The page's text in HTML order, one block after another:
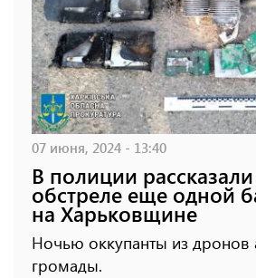
07 июня, 2024 - 13:40
В полиции
обстреле еще одной
на Харьковщине
Ночью оккупанты из дронов
громады.